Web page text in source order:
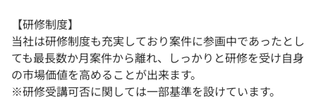
【研修制度】
当社は研修制度も充実しており案件に参画中であったとし
ても最長数か月案件から離れ、しっかりと研修を受け自身
の市場価値を高めることが出来ます。
※研修受講可否に関しては一部基準を設けています。